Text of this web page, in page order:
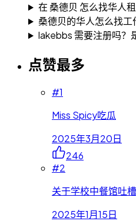
在 桑德贝 怎么找华人
桑德贝的华人怎么找工
lakebbs 需要注册吗？
点赞最多
#1
Miss Spicy吃瓜
2025年3月20日
246
#2
关于学校中餐馆吐槽
2025年1月15日